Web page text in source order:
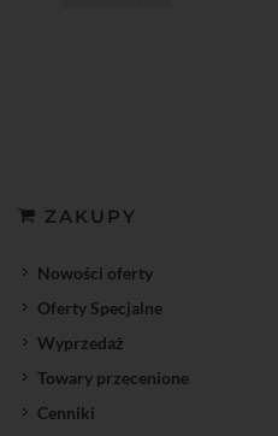
ZAKUPY
Nowości oferty
Oferty Specjalne
Wyprzedaż
Towary przecenione
Cenniki